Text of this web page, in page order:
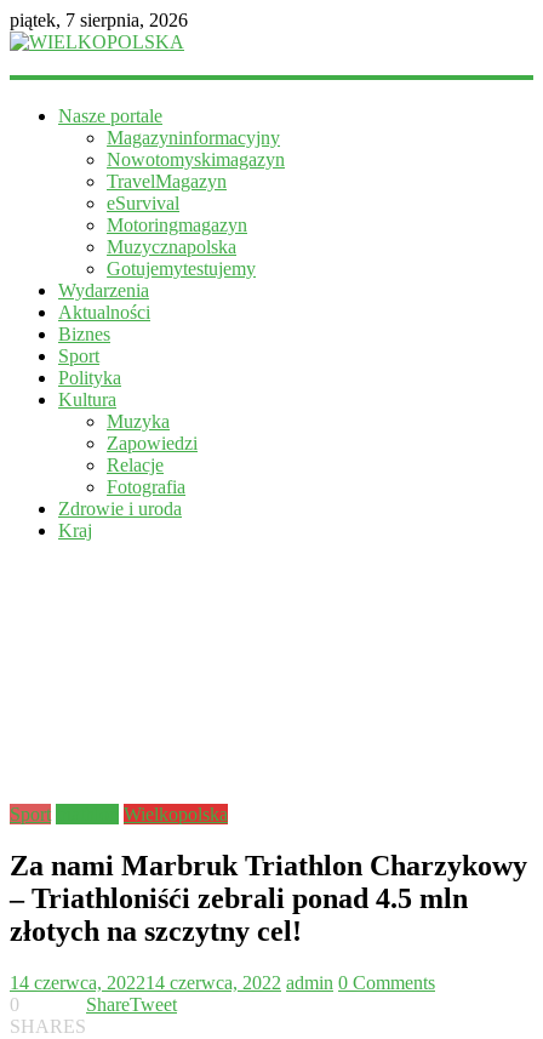
piątek, 7 sierpnia, 2026
WIELKOPOLSKA
informacyjny
Nasze portale
Magazyninformacyjny
Nowotomyskimagazyn
TravelMagazyn
eSurvival
Motoringmagazyn
Muzycznapolska
Gotujemytestujemy
Wydarzenia
Aktualności
Biznes
Sport
Polityka
Kultura
Muzyka
Zapowiedzi
Relacje
Fotografia
Zdrowie i uroda
Kraj
Sport Wielkopolska
Za nami Marbruk Triathlon Charzykowy
– Triathloniśći zebrali ponad 4.5 mln
złotych na szczytny cel!
14 czerwca, 202214 czerwca, 2022 admin 0 Comments
0
SHARES
ShareTweet